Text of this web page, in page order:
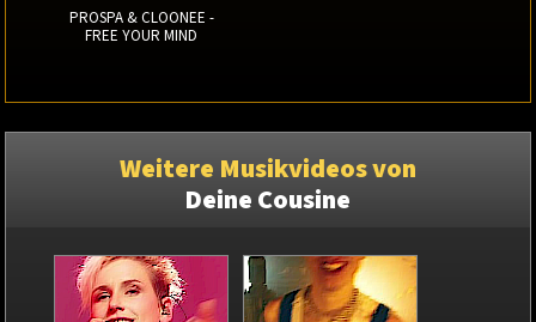
PROSPA & CLOONEE -
FREE YOUR MIND
Weitere Musikvideos von
Deine Cousine